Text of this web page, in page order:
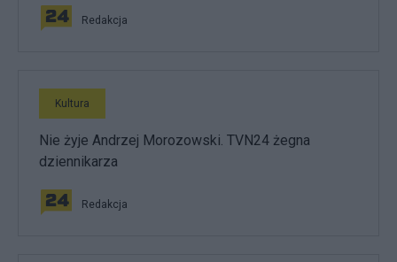
Redakcja
Kultura
Nie żyje Andrzej Morozowski. TVN24 żegna
dziennikarza
Redakcja